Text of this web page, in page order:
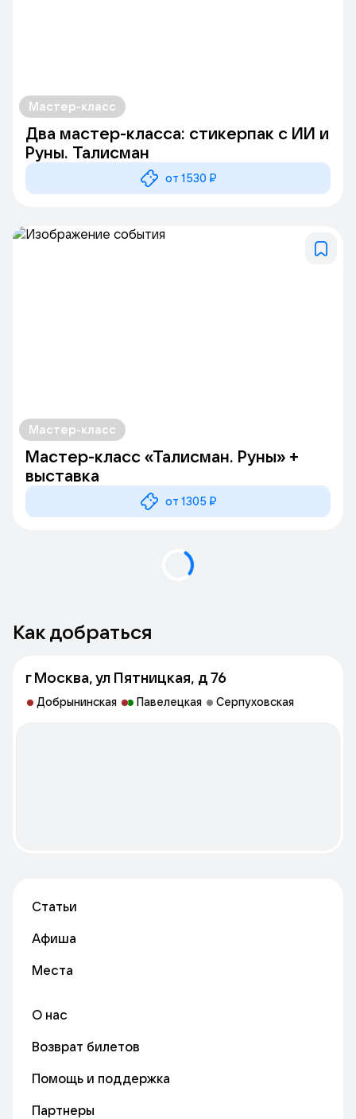
Мастер-класс
Два мастер-класса: стикерпак с ИИ и
Руны. Талисман
от 1530 ₽
Мастер-класс
Мастер-класс «Талисман. Руны» +
выставка
от 1305 ₽
Как добраться
г Москва, ул Пятницкая, д 76
Добрынинская Павелецкая Серпуховская
Статьи
Афиша
Места
О нас
Возврат билетов
Помощь и поддержка
Партнеры